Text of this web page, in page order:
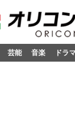
芸能 音楽 ドラ